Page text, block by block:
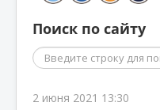
Поиск по сайту
Поиск
2 июня 2021 13:30